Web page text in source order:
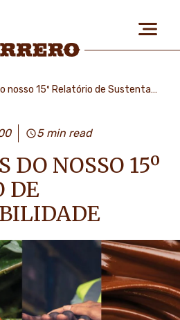
PLANETA
MARCAS
Destaques do nosso 15º Relatório de Sustentabilidade
5 min read
DO NOSSO 15º
DE